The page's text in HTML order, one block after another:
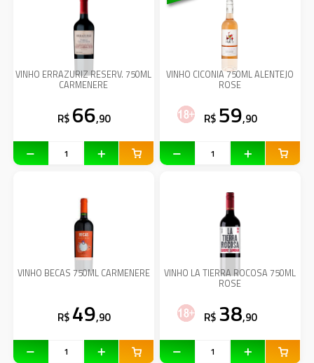
VINHO ERRAZURIZ RESERV. 750ML
CARMENERE
R$ 66,90
VINHO CICONIA 750ML ALENTEJO
ROSE
R$ 59,90
VINHO BECAS 750ML CARMENERE
R$ 49,90
VINHO LA TIERRA ROCOSA 750ML
ROSE
R$ 38,90